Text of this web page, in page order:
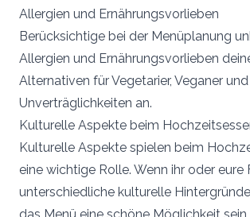
Allergien und Ernährungsvorlieben
Berücksichtige bei der Menüplanung
Allergien und Ernährungsvorlieben
Alternativen für Vegetarier, Veganer
Unverträglichkeiten an.
Kulturelle Aspekte beim
Kulturelle Aspekte spielen beim
eine wichtige Rolle. Wenn ihr oder eure
unterschiedliche kulturelle
das Menü eine schöne Möglichkeit